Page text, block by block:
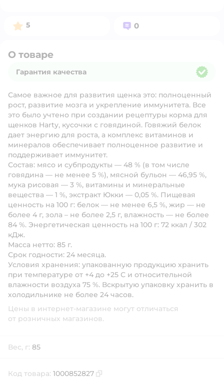
Рейтинг:
5 Вопросов:
0
О товаре
Гарантия качества
Самое важное для развития щенка это: полноценный
рост, развитие мозга и укрепление иммунитета. Все
это было учтено при создании рецептуры корма для
щенков Harty, кусочки с говядиной. Говяжий белок
дает энергию для роста, а комплекс витаминов и
минералов обеспечивает полноценное развитие и
поддерживает иммунитет.
Состав: мясо и субпродукты — 48 % (в том числе
говядина — не менее 5 %), мясной бульон — 46,95 %,
мука рисовая — 3 %, витамины и минеральные
вещества — 1 %, экстракт Юкки — 0,05 %. Пищевая
ценность на 100 г: белок — не менее 6,5 %, жир — не
более 4 г, зола – не более 2,5 г, влажность — не более
84 %. Энергетическая ценность на 100 г: 72 ккал / 302
кДж.
Масса нетто: 85 г.
Срок годности: 24 месяца.
Условия хранения: упакованную продукцию хранить
при температуре от +4 до +25 С и относительной
влажности воздуха 75 %. Вскрытую упаковку хранить в
холодильнике не более 24 часов.
Цены в интернет-магазине могут отличаться
от розничных магазинов.
Вес, г: 85
Код товара: 1000852827